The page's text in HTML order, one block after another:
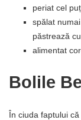
periat cel
spălat
păstrează
alimentat
Bolile
În ciuda faptului